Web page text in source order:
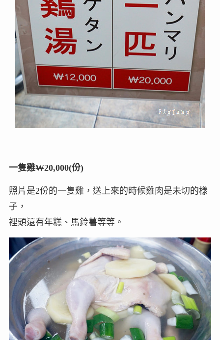
一隻雞₩20,000(份)
照片是2份的一隻雞，送上來的時候雞肉是未切的樣
子，
裡頭還有年糕、馬鈴薯等等。